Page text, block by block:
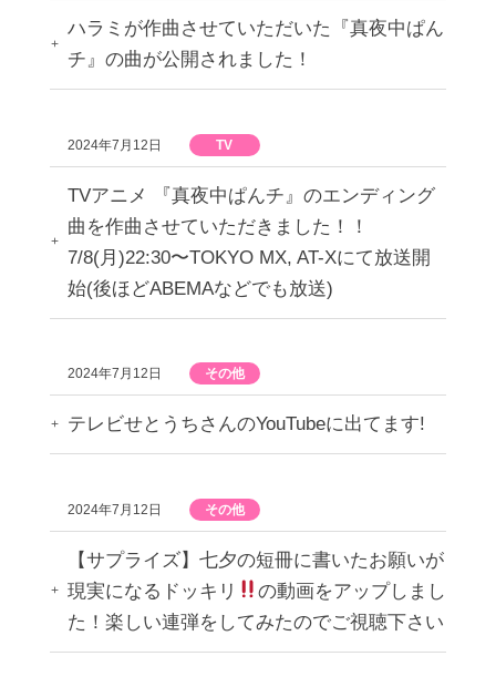
ハラミが作曲させていただいた『真夜中ぱん
チ』の曲が公開されました！
2024年7月12日 TV
TVアニメ 『真夜中ぱんチ』のエンディング
曲を作曲させていただきました！！
7/8(月)22:30〜TOKYO MX, AT-Xにて放送開
始(後ほどABEMAなどでも放送)
2024年7月12日 その他
テレビせとうちさんのYouTubeに出てます!
2024年7月12日 その他
【サプライズ】七夕の短冊に書いたお願いが
現実になるドッキリ
の動画をアップしまし
た！楽しい連弾をしてみたのでご視聴下さい